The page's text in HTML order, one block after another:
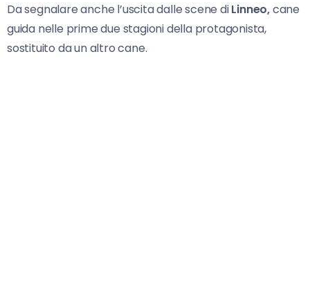
Da segnalare anche l’uscita dalle scene diLinneo,cane
guida nelle prime due stagioni della protagonista,
sostituito da un altro cane.